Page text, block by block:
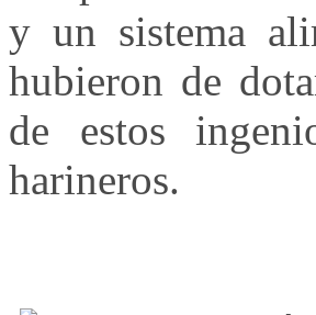
y un sistema
hubieron de
de estos
harineros.